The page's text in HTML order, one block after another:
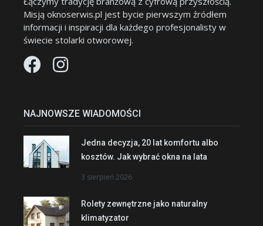
Misją oknoserwis.pl jest bycie pierwszym źródłem
informacji i inspiracji dla każdego profesjonalisty w
świecie stolarki otworowej.
NAJNOWSZE WIADOMOŚCI
Jedna decyzja, 20 lat komfortu albo
kosztów. Jak wybrać okna na lata
3 sierpień 2026
Rolety zewnętrzne jako naturalny
klimatyzator